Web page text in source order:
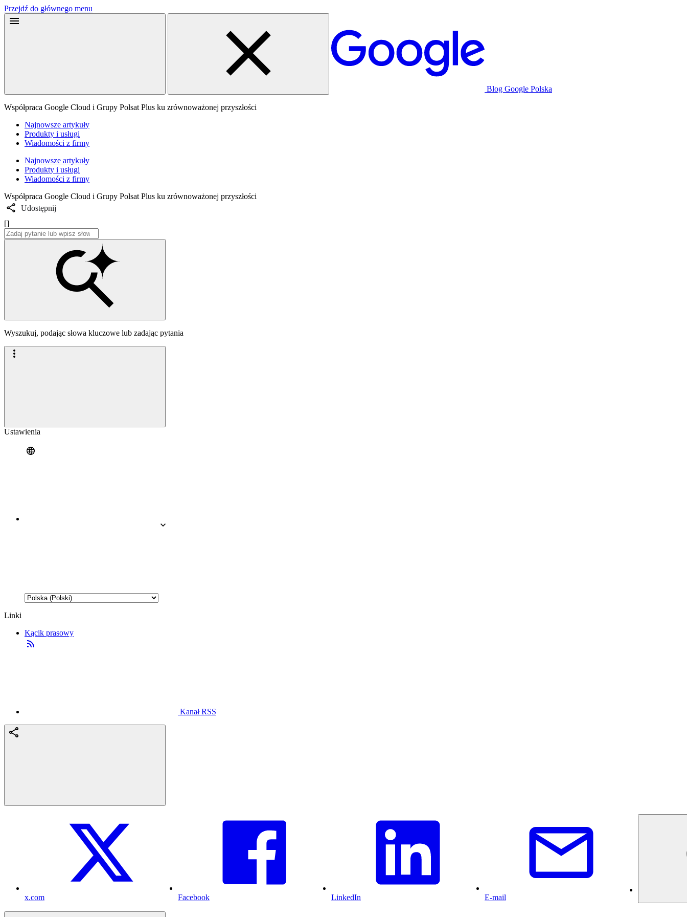
Przejdź do głównego menu
Blog Google Polska
Współpraca Google Cloud i Grupy Polsat Plus ku zrównoważonej przyszłości
Najnowsze artykuły
Produkty i usługi
Wiadomości z firmy
Najnowsze artykuły
Produkty i usługi
Wiadomości z firmy
Współpraca Google Cloud i Grupy Polsat Plus ku zrównoważonej przyszłości
Udostępnij
[]
Wyszukuj, podając słowa kluczowe lub zadając pytania
Ustawienia
Linki
Kącik prasowy
Kanał RSS
x.com Facebook LinkedIn E-mail